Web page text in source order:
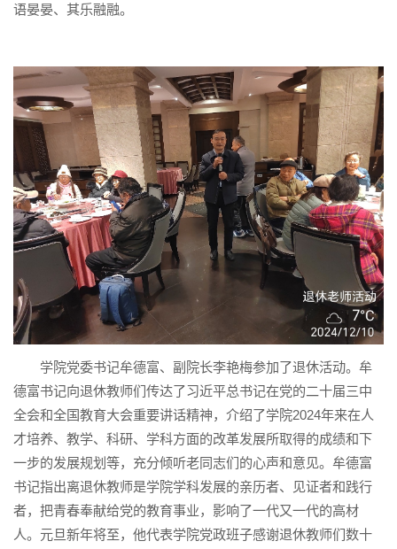
语晏晏、其乐融融。
学院党委书记牟德富、副院长李艳梅参加了退休活动。牟
德富书记向退休教师们传达了习近平总书记在党的二十届三中
全会和全国教育大会重要讲话精神，介绍了学院2024年来在人
才培养、教学、科研、学科方面的改革发展所取得的成绩和下
一步的发展规划等，充分倾听老同志们的心声和意见。牟德富
书记指出离退休教师是学院学科发展的亲历者、见证者和践行
者，把青春奉献给党的教育事业，影响了一代又一代的高材
人。元旦新年将至，他代表学院党政班子感谢退休教师们数十